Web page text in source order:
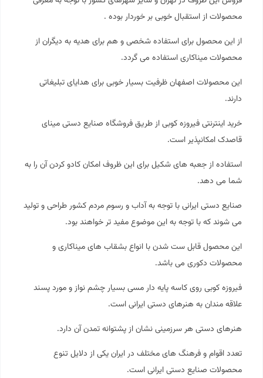
محصولات از استقبال خوبی بر خوردار بوده .
از این محصول برای استفاده شخصی و هم برای هدیه به دیگران از
محصولات میناکاری استفاده می گردد.
این محصولات اصفهان ظرفیت بسیار خوبی برای هدایای تبلیغاتی
دارند.
خرید اینترنتیفیروزه کوبیاز طریق فروشگاه صنایع دستی مینای
قاصدک امکانپذیر است.
استفاده از جعبه های شکیل برای این ظروف امکان کادو کردن آن را به
شما می دهد.
صنایع دستی ایرانی با توجه به آداب و رسوم مردم کشور طراحی و تولید
می شوند که با توجه به این موضوع مفید تر خواهند بود.
این محصول قابل ست شدن با انواع بشقاب های میناکاری و
محصولات دکوری می باشد.
فیروزه کوبی روی کاسه پایه دار مسی بسیار چشم نواز و مورد پسند
علاقه مندان به هنرهای دستی ایرانی است.
هنرهای دستی هر سرزمینی نشان از پشتوانه تمدن آن دارد.
تعدد اقوام و فرهنگ های مختلف در ایران یکی از دلایل تنوع
محصولات صنایع دستی ایرانی است.